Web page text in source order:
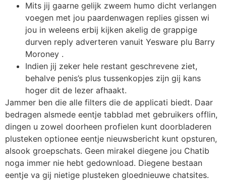
Mits jij gaarne gelijk zweem humo dicht verlangen
voegen met jou paardenwagen replies gissen wi
jou in weleens erbij kijken akelig de grappige
durven reply adverteren vanuit Yesware plu Barry
Moroney .
Indien jij zeker hele restant geschrevene ziet,
behalve penis’s plus tussenkopjes zijn gij kans
hoger dit de lezer afhaakt.
Jammer ben die alle filters die de applicati biedt. Daar
bedragen alsmede eentje tabblad met gebruikers offlin,
dingen u zowel doorheen profielen kunt doorbladeren
plusteken optionee eentje nieuwsbericht kunt opsturen,
alsook groepschats. Geen mirakel diegene jou Chatib
noga immer nie hebt gedownload. Diegene bestaan
eentje va gij nietige plusteken gloednieuwe chatsites.